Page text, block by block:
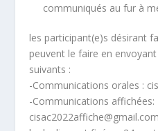
communiqués au fur à
les participant(e)s désirant
peuvent le faire en
suivants :
-Communications orales :
-Communications affichées:
cisac2022affiche@gmail.com